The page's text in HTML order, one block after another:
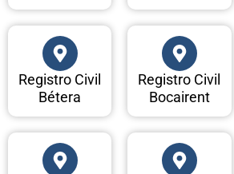
Registro Civil
Bétera
Registro Civil
Bocairent